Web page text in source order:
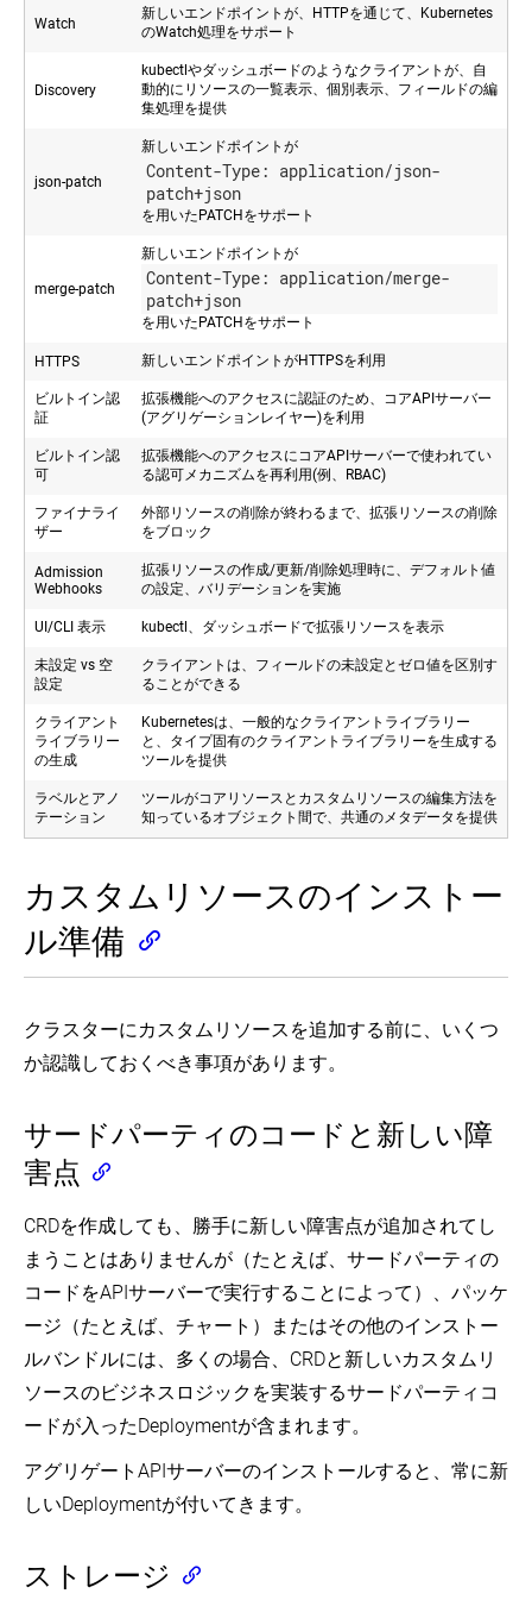
Watch
新しいエンドポイントが、HTTPを通じて、Kubernetes
のWatch処理をサポート
Discovery
kubectlやダッシュボードのようなクライアントが、自
動的にリソースの一覧表示、個別表示、フィールドの編
集処理を提供
json-patch
新しいエンドポイントが
Content-Type: application/json-
patch+json
を用いたPATCHをサポート
merge-patch
新しいエンドポイントが
Content-Type: application/merge-
patch+json
を用いたPATCHをサポート
HTTPS 新しいエンドポイントがHTTPSを利用
ビルトイン認
証
拡張機能へのアクセスに認証のため、コアAPIサーバー
(アグリゲーションレイヤー)を利用
ビルトイン認
可
拡張機能へのアクセスにコアAPIサーバーで使われてい
る認可メカニズムを再利用(例、RBAC)
ファイナライ
ザー
外部リソースの削除が終わるまで、拡張リソースの削除
をブロック
Admission
Webhooks
拡張リソースの作成/更新/削除処理時に、デフォルト値
の設定、バリデーションを実施
UI/CLI 表示 kubectl、ダッシュボードで拡張リソースを表示
未設定 vs 空
設定
クライアントは、フィールドの未設定とゼロ値を区別す
ることができる
クライアント
ライブラリー
の生成
Kubernetesは、一般的なクライアントライブラリー
と、タイプ固有のクライアントライブラリーを生成する
ツールを提供
ラベルとアノ
テーション
ツールがコアリソースとカスタムリソースの編集方法を
知っているオブジェクト間で、共通のメタデータを提供
カスタムリソースのインストー
ル準備
クラスターにカスタムリソースを追加する前に、いくつ
か認識しておくべき事項があります。
サードパーティのコードと新しい障
害点
CRDを作成しても、勝手に新しい障害点が追加されてし
まうことはありませんが（たとえば、サードパーティの
コードをAPIサーバーで実行することによって）、パッケ
ージ（たとえば、チャート）またはその他のインストー
ルバンドルには、多くの場合、CRDと新しいカスタムリ
ソースのビジネスロジックを実装するサードパーティコ
ードが入ったDeploymentが含まれます。
アグリゲートAPIサーバーのインストールすると、常に新
しいDeploymentが付いてきます。
ストレージ